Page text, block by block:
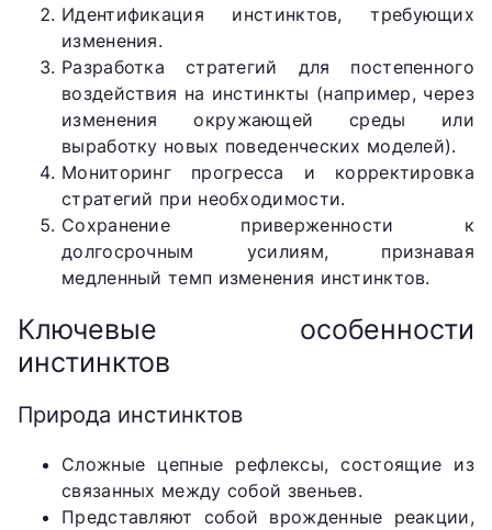
Идентификация инстинктов, требующих
изменения.
Разработка стратегий для постепенного
воздействия на инстинкты (например, через
изменения окружающей среды или
выработку новых поведенческих моделей).
Мониторинг прогресса и корректировка
стратегий при необходимости.
Сохранение приверженности к
долгосрочным усилиям, признавая
медленный темп изменения инстинктов.
Ключевые особенности
инстинктов
Природа инстинктов
Сложные цепные рефлексы, состоящие из
связанных между собой звеньев.
Представляют собой врожденные реакции,